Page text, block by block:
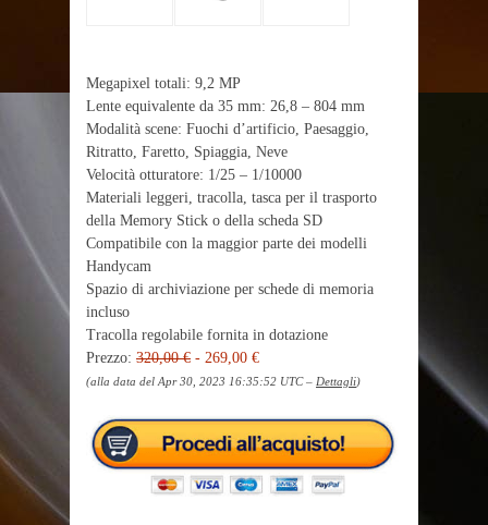
Megapixel totali: 9,2 MP
Lente equivalente da 35 mm: 26,8 – 804 mm
Modalità scene: Fuochi d’artificio, Paesaggio,
Ritratto, Faretto, Spiaggia, Neve
Velocità otturatore: 1/25 – 1/10000
Materiali leggeri, tracolla, tasca per il trasporto
della Memory Stick o della scheda SD
Compatibile con la maggior parte dei modelli
Handycam
Spazio di archiviazione per schede di memoria
incluso
Tracolla regolabile fornita in dotazione
Prezzo: 320,00 € - 269,00 €
(alla data del Apr 30, 2023 16:35:52 UTC – Dettagli)